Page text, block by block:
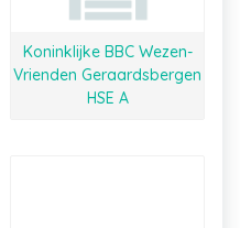
Koninklijke BBC Wezen-
Vrienden Geraardsbergen
HSE A